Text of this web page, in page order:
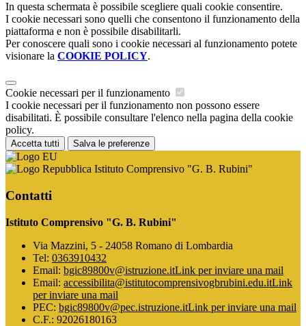
In questa schermata è possibile scegliere quali cookie consentire.
I cookie necessari sono quelli che consentono il funzionamento della
piattaforma e non è possibile disabilitarli.
Per conoscere quali sono i cookie necessari al funzionamento potete
visionare la COOKIE POLICY.
Cookie necessari per il funzionamento
I cookie necessari per il funzionamento non possono essere
disabilitati. È possibile consultare l'elenco nella pagina della cookie
policy.
Accetta tutti Salva le preferenze
Istituto Comprensivo "G. B. Rubini"
Contatti
Istituto Comprensivo "G. B. Rubini"
Via Mazzini, 5 - 24058 Romano di Lombardia
Tel: 0363910432
Email: bgic89800v@istruzione.itLink per inviare una mail
Email: accessibilita@istitutocomprensivogbrubini.edu.itLink
per inviare una mail
PEC: bgic89800v@pec.istruzione.itLink per inviare una mail
C.F.: 92026180163